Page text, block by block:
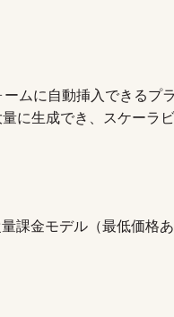
ームに自動挿入できるプ
に生成でき、スケーラ
課金モデル（最低価格